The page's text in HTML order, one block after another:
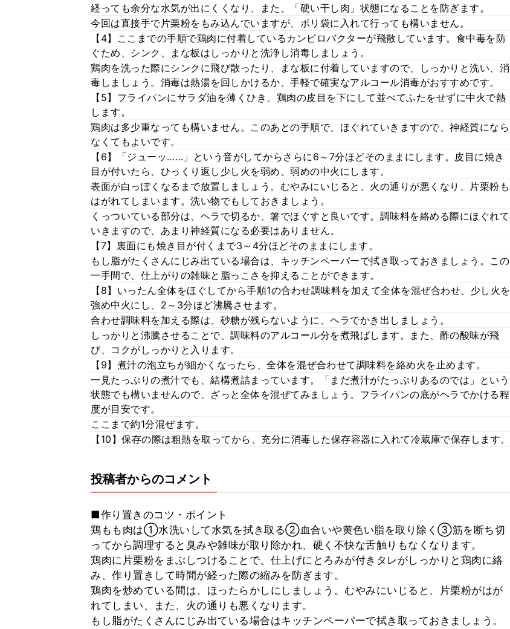
経っても余分な水気が出にくくなり、また、「硬い干し肉」状態になることを防ぎます。
今回は直接手で片栗粉をもみ込んでいますが、ポリ袋に入れて行っても構いません。
【4】ここまでの手順で鶏肉に付着しているカンピロバクターが飛散しています。食中毒を防
ぐため、シンク、まな板はしっかりと洗浄し消毒しましょう。
鶏肉を洗った際にシンクに飛び散ったり、まな板に付着していますので、しっかりと洗い、消
毒しましょう。消毒は熱湯を回しかけるか、手軽で確実なアルコール消毒がおすすめです。
【5】フライパンにサラダ油を薄くひき、鶏肉の皮目を下にして並べてふたをせずに中火で熱
します。
鶏肉は多少重なっても構いません。このあとの手順で、ほぐれていきますので、神経質になら
なくてもよいです。
【6】「ジューッ……」という音がしてからさらに6～7分ほどそのままにします。皮目に焼き
目が付いたら、ひっくり返し少し火を弱め、弱めの中火にします。
表面が白っぽくなるまで放置しましょう。むやみにいじると、火の通りが悪くなり、片栗粉も
はがれてしまいます。洗い物でもしておきましょう。
くっついている部分は、ヘラで切るか、箸でほぐすと良いです。調味料を絡める際にほぐれて
いきますので、あまり神経質になる必要はありません。
【7】裏面にも焼き目が付くまで3～4分ほどそのままにします。
もし脂がたくさんにじみ出ている場合は、キッチンペーパーで拭き取っておきましょう。この
一手間で、仕上がりの雑味と脂っこさを抑えることができます。
【8】いったん全体をほぐしてから手順1の合わせ調味料を加えて全体を混ぜ合わせ、少し火を
強め中火にし、2～3分ほど沸騰させます。
合わせ調味料を加える際は、砂糖が残らないように、ヘラでかき出しましょう。
しっかりと沸騰させることで、調味料のアルコール分を煮飛ばします。また、酢の酸味が飛
び、コクがしっかりと入ります。
【9】煮汁の泡立ちが細かくなったら、全体を混ぜ合わせて調味料を絡め火を止めます。
一見たっぷりの煮汁でも、結構煮詰まっています。「まだ煮汁がたっぷりあるのでは」という
状態でも構いませんので、ざっと全体を混ぜてみましょう。フライパンの底がヘラでかける程
度が目安です。
ここまで約1分混ぜます。
【10】保存の際は粗熱を取ってから、充分に消毒した保存容器に入れて冷蔵庫で保存します。
投稿者からのコメント
■作り置きのコツ・ポイント
鶏もも肉は①水洗いして水気を拭き取る②血合いや黄色い脂を取り除く③筋を断ち切
ってから調理すると臭みや雑味が取り除かれ、硬く不快な舌触りもなくなります。
鶏肉に片栗粉をまぶしつけることで、仕上げにとろみが付きタレがしっかりと鶏肉に絡
み、作り置きして時間が経った際の縮みを防ぎます。
鶏肉を炒めている間は、ほったらかしにしましょう。むやみにいじると、片栗粉がはが
れてしまい、また、火の通りも悪くなります。
もし脂がたくさんにじみ出ている場合はキッチンペーパーで拭き取っておきましょう。